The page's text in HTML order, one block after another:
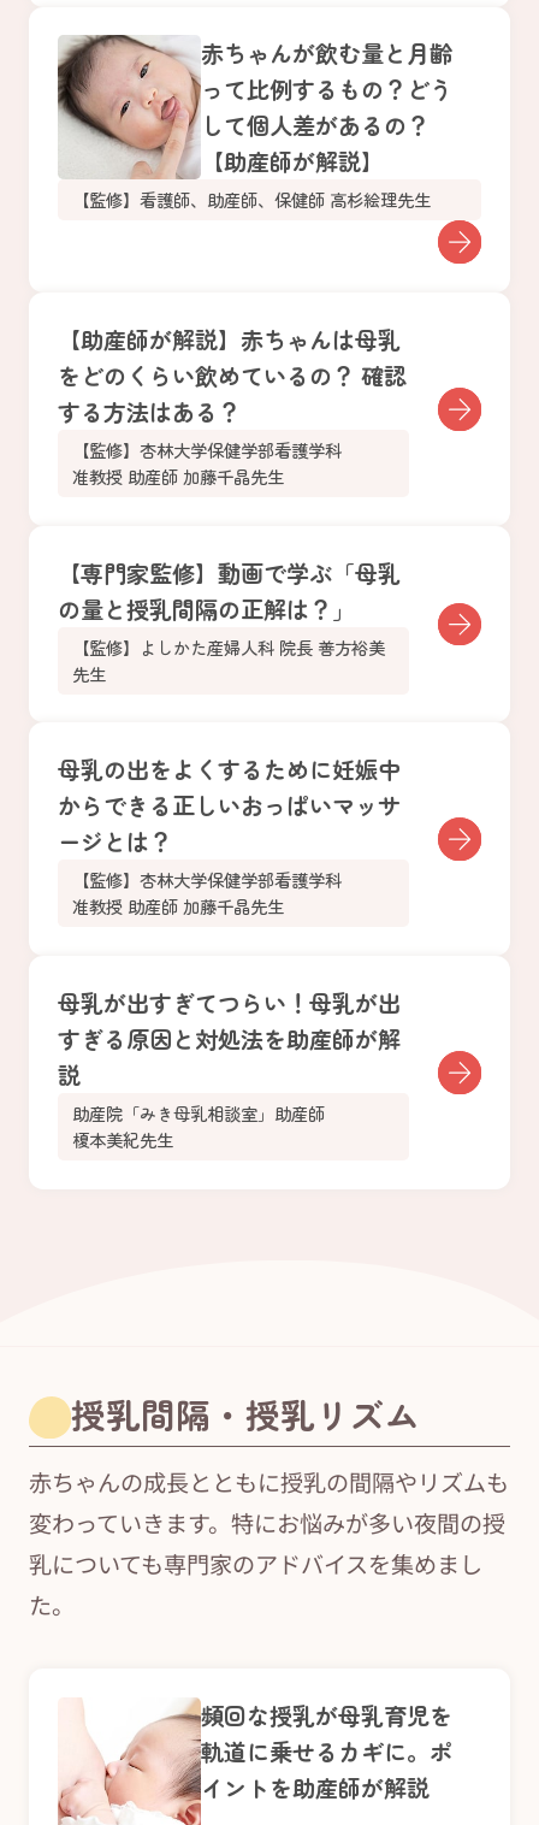
赤ちゃんが飲む量と月齢
って比例するもの？どう
して個人差があるの？
【助産師が解説】
【監修】看護師、助産師、保健師 高杉絵理先生
【助産師が解説】赤ちゃんは母乳
をどのくらい飲めているの？ 確認
する方法はある？
【監修】杏林大学保健学部看護学科
准教授 助産師 加藤千晶先生
【専門家監修】動画で学ぶ「母乳
の量と授乳間隔の正解は？」
【監修】よしかた産婦人科 院長 善方裕美
先生
母乳の出をよくするために妊娠中
からできる正しいおっぱいマッサ
ージとは？
【監修】杏林大学保健学部看護学科
准教授 助産師 加藤千晶先生
母乳が出すぎてつらい！母乳が出
すぎる原因と対処法を助産師が解
説
助産院「みき母乳相談室」助産師
榎本美紀先生
授乳間隔・授乳リズム
赤ちゃんの成長とともに授乳の間隔やリズムも
変わっていきます。特にお悩みが多い夜間の授
乳についても専門家のアドバイスを集めまし
た。
頻回な授乳が母乳育児を
軌道に乗せるカギに。ポ
イントを助産師が解説